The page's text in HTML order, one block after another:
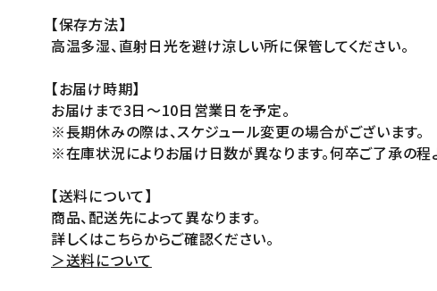
【保存方法】
高温多湿、直射日光を避け涼しい所に保管してください。
【お届け時期】
お届けまで3日～10日営業日を予定。
※長期休みの際は、スケジュール変更の場合がございます。
※在庫状況によりお届け日数が異なります。何卒ご了承の程
【送料について】
商品、配送先によって異なります。
詳しくはこちらからご確認ください。
＞送料について